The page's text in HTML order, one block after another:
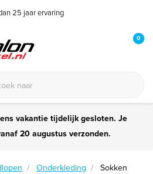
25 jaar ervaring
0
vakantie tijdelijk gesloten. Je
20 augustus verzonden.
Onderkleding Sokken